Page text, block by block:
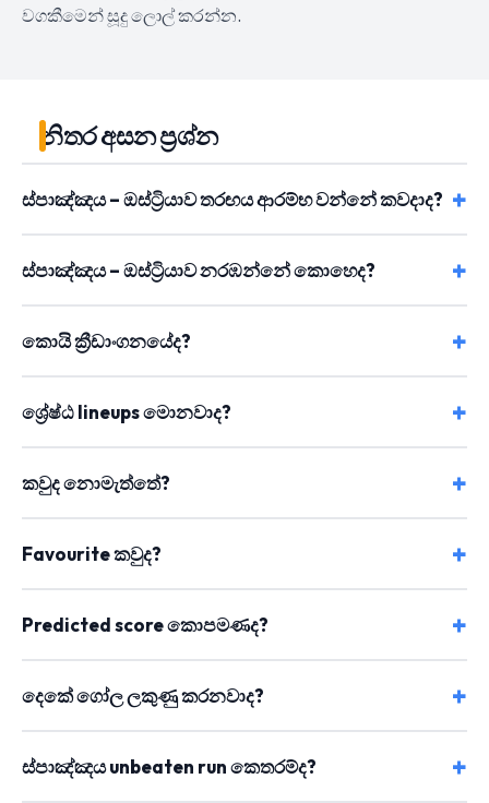
වගකීමෙන් සූදු ලොල් කරන්න.
නිතර අසන ප්‍රශ්න
ස්පාඤ්ඤය – ඔස්ට්‍රියාව තරඟය ආරම්භ වන්නේ කවදාද?
ස්පාඤ්ඤය – ඔස්ට්‍රියාව නරඹන්නේ කොහෙද?
කොයි ක්‍රීඩාංගනයේද?
ශ්‍රේෂ්ඨ lineups මොනවාද?
කවුද නොමැත්තේ?
Favourite කවුද?
Predicted score කොපමණද?
දෙකේ ගෝල ලකුණු කරනවාද?
ස්පාඤ්ඤය unbeaten run කෙතරම්ද?